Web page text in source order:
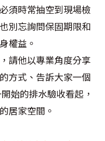
須時常抽空到現場檢
別忘詢問保固期限和
權益。
請他以專業角度分享
方式、告訴大家一個
始的排水驗收看起，
居家空間。